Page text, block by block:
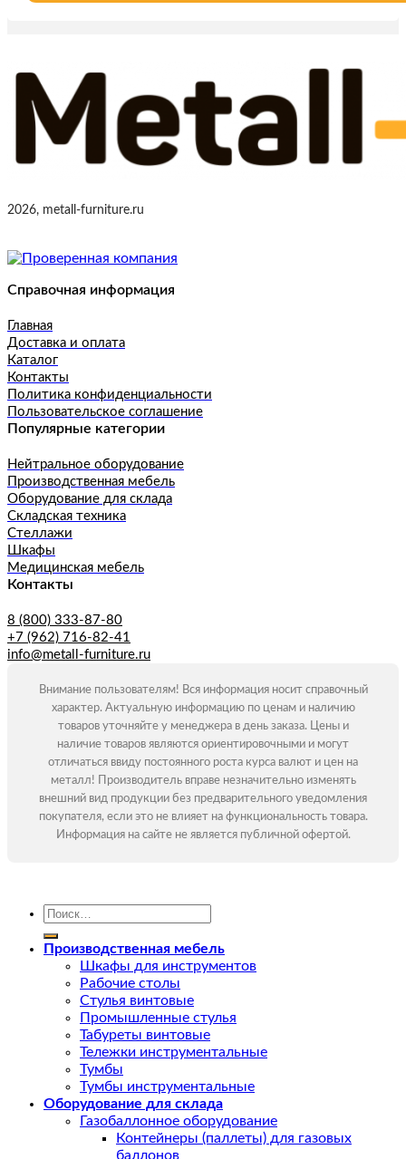
2026, metall-furniture.ru
Справочная информация
Главная
Доставка и оплата
Каталог
Контакты
Политика конфиденциальности
Пользовательское соглашение
Популярные категории
Нейтральное оборудование
Производственная мебель
Оборудование для склада
Складская техника
Стеллажи
Шкафы
Медицинская мебель
Контакты
8 (800) 333-87-80
+7 (962) 716-82-41
info@metall-furniture.ru
Внимание пользователям! Вся информация носит справочный
характер. Актуальную информацию по ценам и наличию
товаров уточняйте у менеджера в день заказа. Цены и
наличие товаров являются ориентировочными и могут
отличаться ввиду постоянного роста курса валют и цен на
металл! Производитель вправе незначительно изменять
внешний вид продукции без предварительного уведомления
покупателя, если это не влияет на функциональность товара.
Информация на сайте не является публичной офертой.
Искать:
Производственная мебель
Шкафы для инструментов
Рабочие столы
Стулья винтовые
Промышленные стулья
Табуреты винтовые
Тележки инструментальные
Тумбы
Тумбы инструментальные
Оборудование для склада
Газобаллонное оборудование
Контейнеры (паллеты) для газовых
баллонов